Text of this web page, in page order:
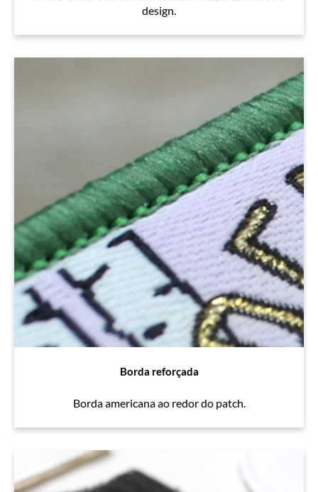
design.
Borda reforçada
Borda americana ao redor do patch.